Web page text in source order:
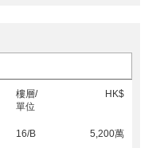
樓層/
單位
HK$
16/B
5,200萬